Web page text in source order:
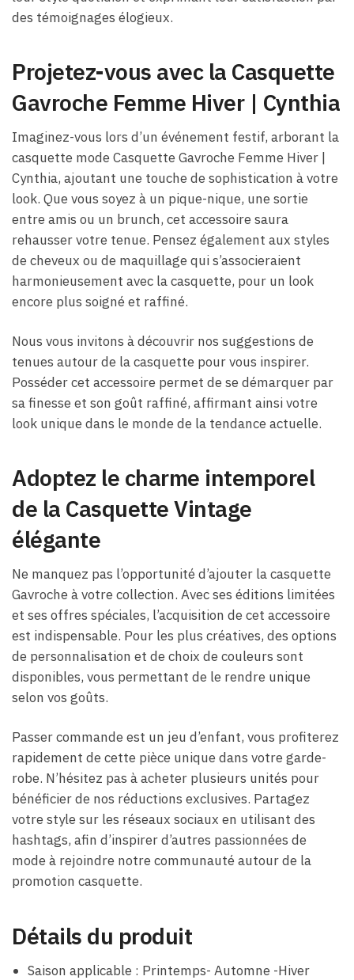
des témoignages élogieux.
Projetez-vous avec la Casquette
Gavroche Femme Hiver​ | Cynthia
Imaginez-vous lors d’un événement festif, arborant la
casquette mode Casquette Gavroche Femme Hiver​ |
Cynthia, ajoutant une touche de sophistication à votre
look. Que vous soyez à un pique-nique, une sortie
entre amis ou un brunch, cet accessoire saura
rehausser votre tenue. Pensez également aux styles
de cheveux ou de maquillage qui s’associeraient
harmonieusement avec la casquette, pour un look
encore plus soigné et raffiné.
Nous vous invitons à découvrir nos suggestions de
tenues autour de la casquette pour vous inspirer.
Posséder cet accessoire permet de se démarquer par
sa finesse et son goût raffiné, affirmant ainsi votre
look unique dans le monde de la tendance actuelle.
Adoptez le charme intemporel
de la Casquette Vintage
élégante
Ne manquez pas l’opportunité d’ajouter la casquette
Gavroche à votre collection. Avec ses éditions limitées
et ses offres spéciales, l’acquisition de cet accessoire
est indispensable. Pour les plus créatives, des options
de personnalisation et de choix de couleurs sont
disponibles, vous permettant de le rendre unique
selon vos goûts.
Passer commande est un jeu d’enfant, vous profiterez
rapidement de cette pièce unique dans votre garde-
robe. N’hésitez pas à acheter plusieurs unités pour
bénéficier de nos réductions exclusives. Partagez
votre style sur les réseaux sociaux en utilisant des
hashtags, afin d’inspirer d’autres passionnées de
mode à rejoindre notre communauté autour de la
promotion casquette.
Détails du produit
Saison applicable : Printemps- Automne -Hiver